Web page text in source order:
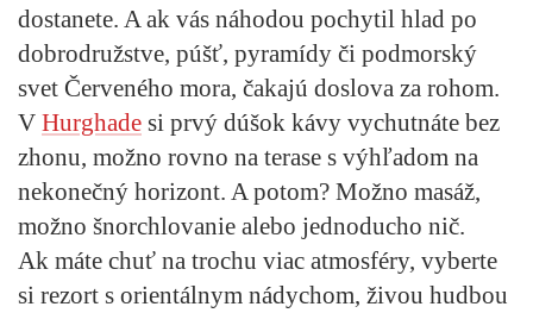
dostanete. A ak vás náhodou pochytil hlad po
dobrodružstve, púšť, pyramídy či podmorský
svet Červeného mora, čakajú doslova za rohom.
V Hurghade si prvý dúšok kávy vychutnáte bez
zhonu, možno rovno na terase s výhľadom na
nekonečný horizont. A potom? Možno masáž,
možno šnorchlovanie alebo jednoducho nič.
Ak máte chuť na trochu viac atmosféry, vyberte
si rezort s orientálnym nádychom, živou hudbou